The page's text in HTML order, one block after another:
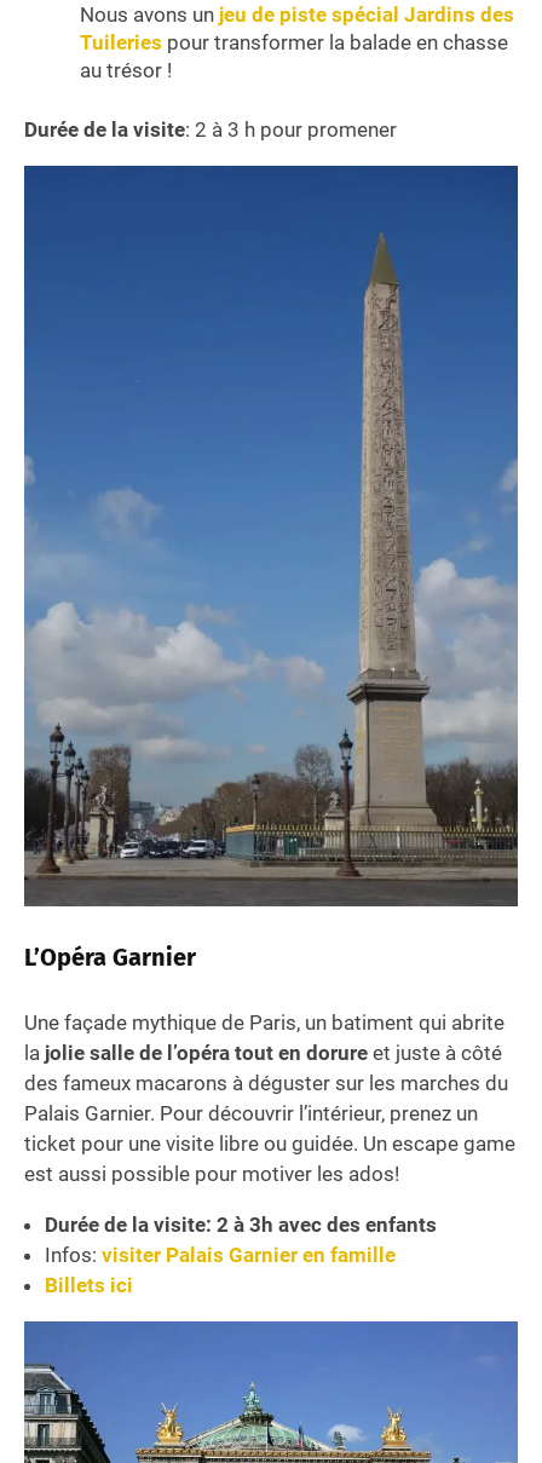
Nous avons un jeu de piste spécial Jardins des
Tuileries pour transformer la balade en chasse
au trésor !
Durée de la visite: 2 à 3 h pour promener
L’Opéra Garnier
Une façade mythique de Paris, un batiment qui abrite
la jolie salle de l’opéra tout en dorure et juste à côté
des fameux macarons à déguster sur les marches du
Palais Garnier. Pour découvrir l’intérieur, prenez un
ticket pour une visite libre ou guidée. Un escape game
est aussi possible pour motiver les ados!
Durée de la visite: 2 à 3h avec des enfants
Infos: visiter Palais Garnier en famille
Billets ici